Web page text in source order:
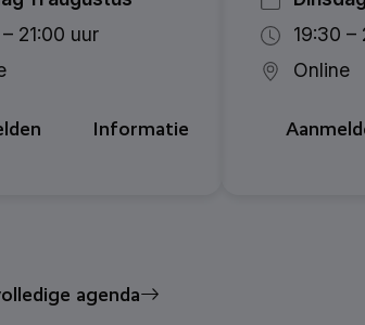
21:00 uur
Informatie
19:30 –
Online
agenda